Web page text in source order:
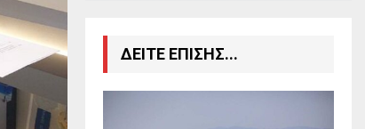
ΔΕΙΤΕ ΕΠΙΣΗΣ...